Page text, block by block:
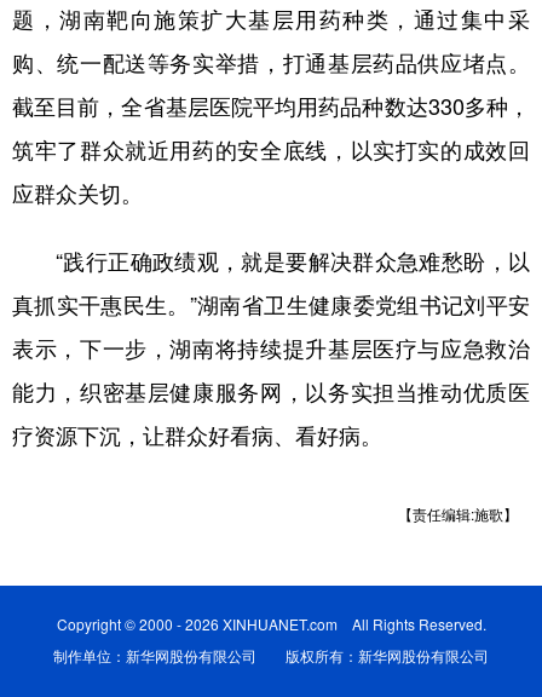
题，湖南靶向施策扩大基层用药种类，通过集中采
购、统一配送等务实举措，打通基层药品供应堵点。
截至目前，全省基层医院平均用药品种数达330多种，
筑牢了群众就近用药的安全底线，以实打实的成效回
应群众关切。
“践行正确政绩观，就是要解决群众急难愁盼，以
真抓实干惠民生。”湖南省卫生健康委党组书记刘平安
表示，下一步，湖南将持续提升基层医疗与应急救治
能力，织密基层健康服务网，以务实担当推动优质医
疗资源下沉，让群众好看病、看好病。
【责任编辑:施歌】
Copyright © 2000 - 2026 XINHUANET.com All Rights Reserved.
制作单位：新华网股份有限公司 版权所有：新华网股份有限公司